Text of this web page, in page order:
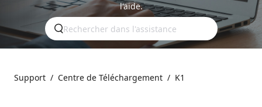
l'aide.
Support / Centre de Téléchargement / K1